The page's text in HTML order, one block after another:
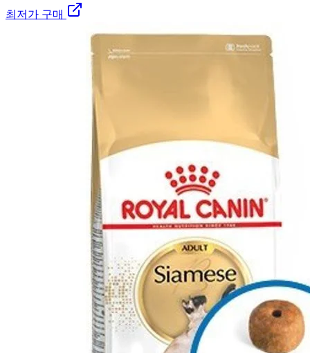
최저가 구매